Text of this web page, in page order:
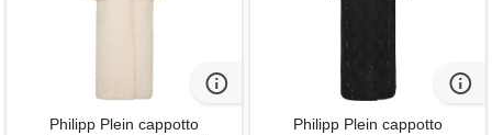
Philipp Plein cappotto
Philipp Plein cappotto